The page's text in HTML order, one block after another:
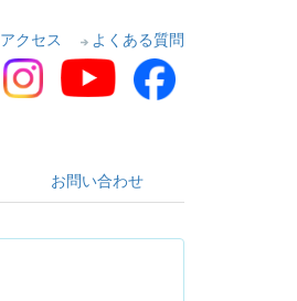
アクセス よくある質問
お問い合わせ